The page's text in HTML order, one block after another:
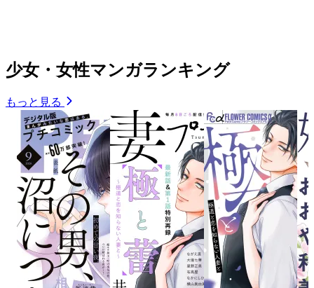
少女・女性マンガランキング
もっと見る